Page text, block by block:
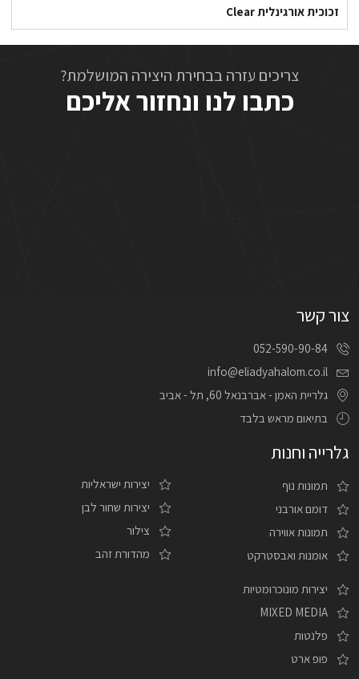
זכוכית אורגינלית Clear
צריכים עזרה בבחירת היצירה המושלמת?
כתבו לנו ונחזור אליכם
צור קשר
052-590-90-84
info@eliadyahalom.co.il
גלריית האמן - אברבנאל 60, תל - אביב
בתיאום מראש בלבד
גלרייה וחנות
תמונות נוף
דומם אורבני
תמונות אווירה
אומנות ואבסטרקט
יצירות ישראליות
יצירות שחור לבן
צילור
מהדורת זהב
יצירות מונוכרומטיות
MIXED MEDIA
פלנטות
פופ ארט